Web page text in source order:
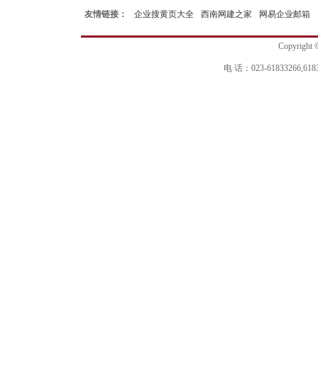
友情链接： 企业搜黄页大全 西南网建之家 网易企业邮箱
Copyright
电 话：023-